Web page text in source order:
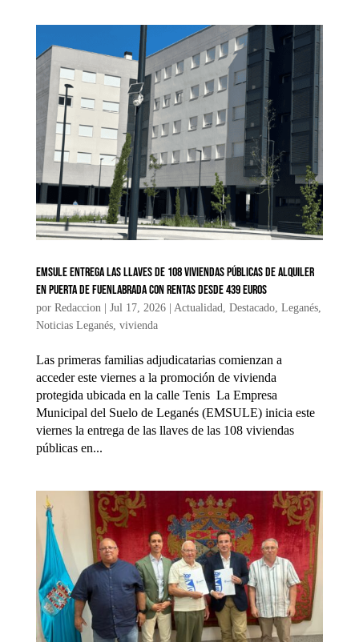
EMSULE entrega las llaves de 108 viviendas públicas de alquiler
en Puerta de Fuenlabrada con rentas desde 439 euros
por Redaccion| Jul 17, 2026| Actualidad, Destacado, Leganés,
Noticias Leganés, vivienda
Las primeras familias adjudicatarias comienzan a
acceder este viernes a la promoción de vivienda
protegida ubicada en la calle Tenis La Empresa
Municipal del Suelo de Leganés (EMSULE) inicia este
viernes la entrega de las llaves de las 108 viviendas
públicas en...